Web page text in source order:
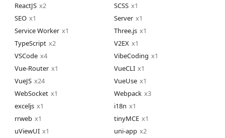
ReactJS
2 SCSS
1
SEO
1 Server
1
Service Worker
1 Three.js
1
TypeScript
2 V2EX
1
VSCode
4 VibeCoding
1
Vue-Router
1 VueCLI
1
VueJS
24 VueUse
1
WebSocket
1 Webpack
3
exceljs
1 i18n
1
rrweb
1 tinyMCE
1
uViewUI
1 uni-app
2